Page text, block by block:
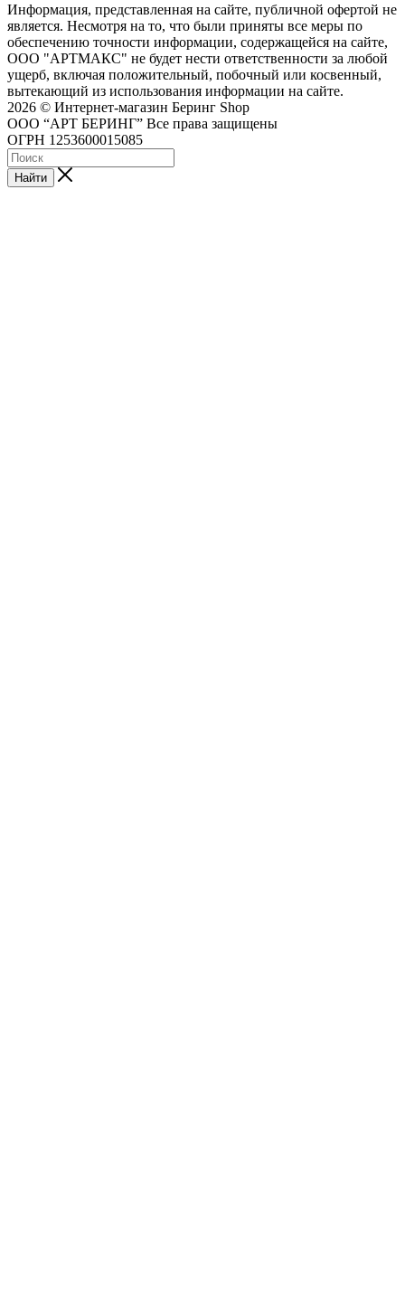
Информация, представленная на сайте, публичной офертой не
является. Несмотря на то, что были приняты все меры по
обеспечению точности информации, содержащейся на сайте,
ООО "АРТМАКС" не будет нести ответственности за любой
ущерб, включая положительный, побочный или косвенный,
вытекающий из использования информации на сайте.
2026 © Интернет-магазин Беринг Shop
ООО “АРТ БЕРИНГ” Все права защищены
ОГРН 1253600015085
Найти